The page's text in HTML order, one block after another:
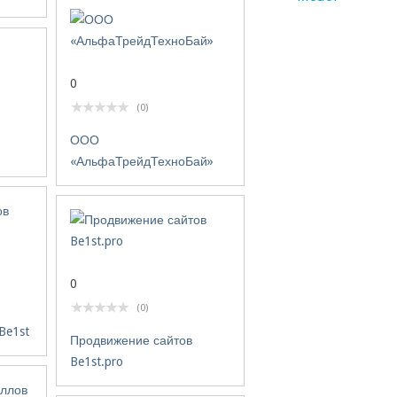
0
(0)
ООО
«АльфаТрейдТехноБай»
0
(0)
Продвижение сайтов
Be1st.pro
мешок с мусором.